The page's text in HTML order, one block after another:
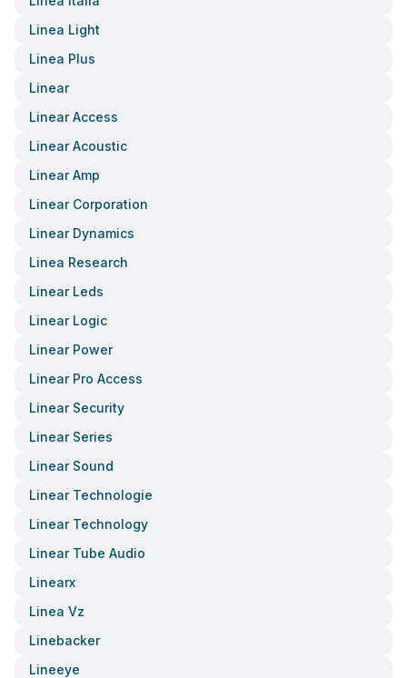
Linea Light
Linea Plus
Linear
Linear Access
Linear Acoustic
Linear Amp
Linear Corporation
Linear Dynamics
Linea Research
Linear Leds
Linear Logic
Linear Power
Linear Pro Access
Linear Security
Linear Series
Linear Sound
Linear Technologie
Linear Technology
Linear Tube Audio
Linearx
Linea Vz
Linebacker
Lineeye